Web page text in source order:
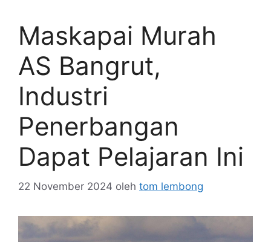
Maskapai Murah
AS Bangrut,
Industri
Penerbangan
Dapat Pelajaran Ini
22 November 2024 oleh tom lembong